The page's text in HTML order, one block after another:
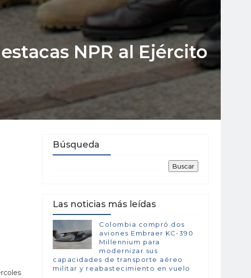
NPR al Ejército
Búsqueda
Las noticias más leídas
Colombia compró dos
aviones Embraer KC-390
Millennium para
modernizar sus
capacidades de transporte aéreo
militar y reabastecimiento en vuelo